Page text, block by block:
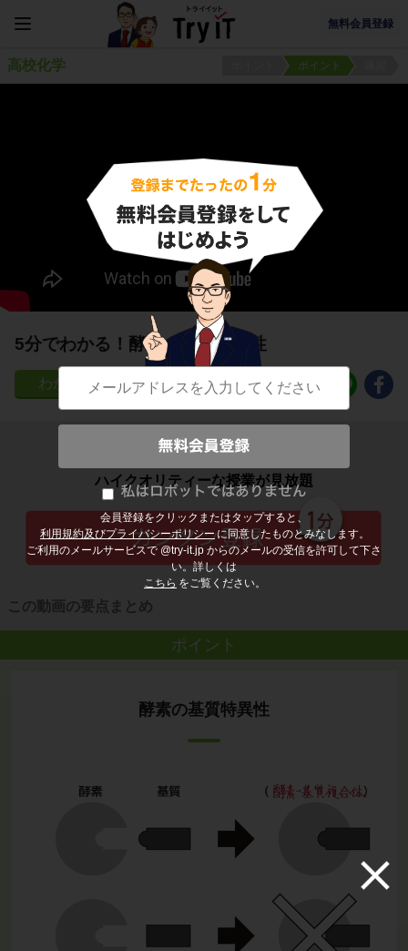
無料会員登録
会員登録をクリックまたはタップすると、
利用規約及びプライバシーポリシー に同意したものとみなします。
ご利用のメールサービスで @try-it.jp からのメールの受信を許可して下さ
い。詳しくは
こちら をご覧ください。
高校化学 ポイント
5分でわかる！酵素の基質特異性
108
子どもの勉強から大人の学び直しまで
ハイクオリティーな授業が見放題
この動画の要点まとめ
ポイント
酵素の基質特異性